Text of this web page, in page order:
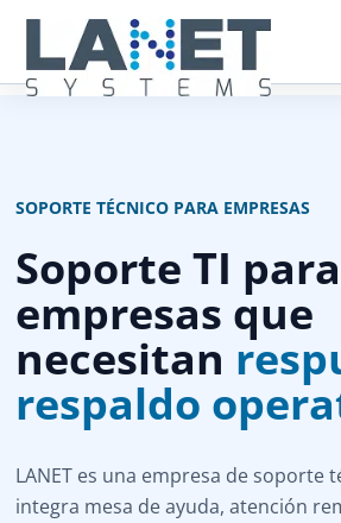
SOPORTE TÉCNICO PARA EMPRESAS
Soporte TI para
empresas que
necesitan
respaldo
LANET es una empresa de soporte
integra mesa de ayuda, atención